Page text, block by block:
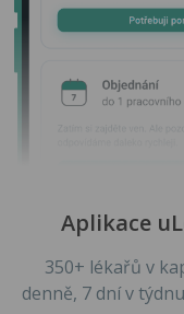
Aplikace
350+ lékařů v
denně, 7 dní v